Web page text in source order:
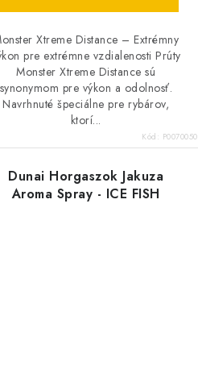
Xtreme Distance – Extrémny
pre extrémne vzdialenosti Prúty
Monster Xtreme Distance sú
synonymom pre výkon a odolnosť.
Navrhnuté špeciálne pre rybárov,
ktorí...
Kód: P0070050
Dunai Horgaszok Jakuza
Aroma Spray - ICE FISH